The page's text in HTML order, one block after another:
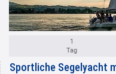
1
Tag
Sportliche Segelyacht